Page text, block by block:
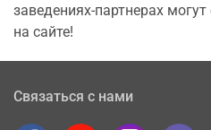
заведениях-партнерах
на сайте!
Связаться с нами